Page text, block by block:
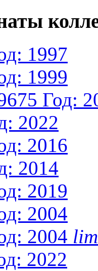
1997
1999
Год:
2022
2016
2014
2019
2004
2004
2022